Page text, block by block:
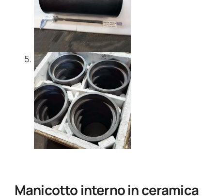
Manicotto interno in ceramica